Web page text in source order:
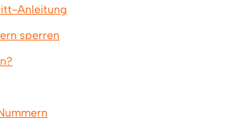
Anleitung
sperren